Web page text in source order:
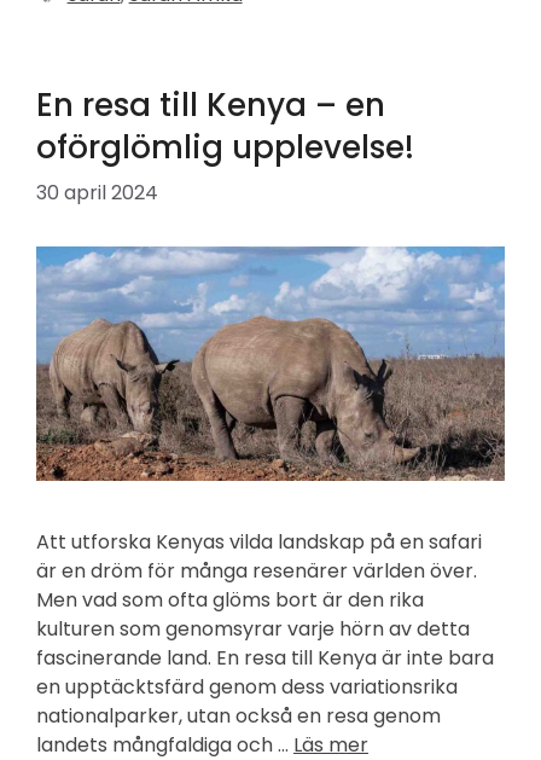
En resa till Kenya – en
oförglömlig upplevelse!
30 april 2024
Att utforska Kenyas vilda landskap på en safari
är en dröm för många resenärer världen över.
Men vad som ofta glöms bort är den rika
kulturen som genomsyrar varje hörn av detta
fascinerande land. En resa till Kenya är inte bara
en upptäcktsfärd genom dess variationsrika
nationalparker, utan också en resa genom
landets mångfaldiga och … Läs mer